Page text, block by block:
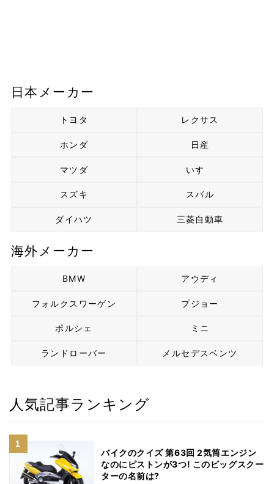
日本メーカー
トヨタ レクサス
ホンダ 日産
マツダ いすゞ
スズキ スバル
ダイハツ 三菱自動車
海外メーカー
BMW アウディ
フォルクスワーゲン プジョー
ポルシェ ミニ
ランドローバー メルセデスベンツ
人気記事ランキング
バイクのクイズ 第63回 2気筒エンジン
なのにピストンが3つ! このビッグスクー
ターの名前は?